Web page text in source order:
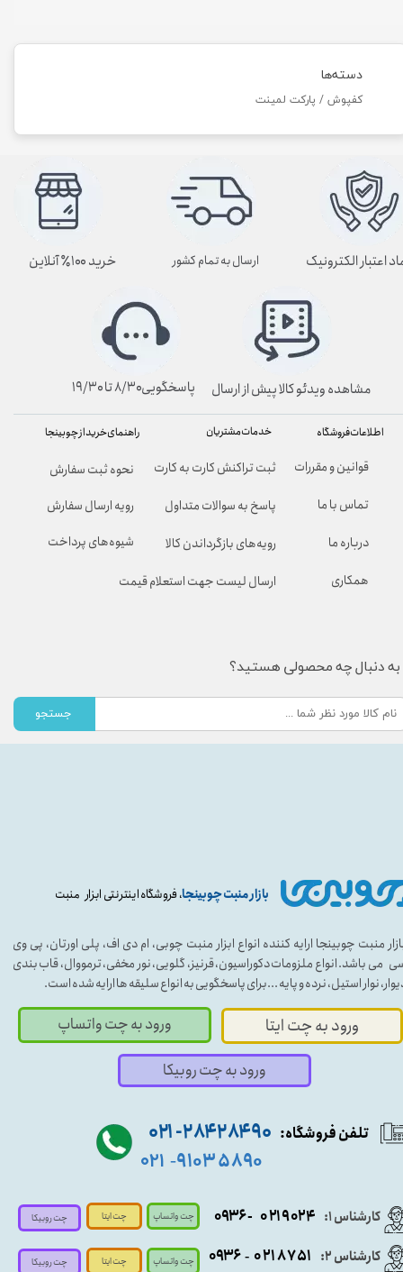
دسته‌ها
کفپوش / پارکت لمینت
بازار منبت چوبینجا، فروشگاه اینترنتی ابزار منبت
منبت چوبینجا ارایه کننده انواع ابزار منبت چوبی، ام دی اف، پلی اورتان، پی وی
می باشد. انواع ملزومات دکوراسیون، قرنیز، گلویی، نور مخفی، ترمووال، قاب بندی
نوار استیل، نرده و پایه ...برای پاسخگویی به انواع سلیقه ها ارایه شده است.
کارشناس ۱: ۰۲۱۹۰۲۴ - ۰۹۳۶
ورود به چت ایتا ورود به چت واتساپ
تلفن فروشگاه: ۹۰ ۲۸۴ ۲۸۴- ۰۲۱
۵۸۹۰ ۹۱۰۳ -۰۲۱
کارشناس ۲: ۰۲۱۸۷۵۱ - ۰۹۳۶
ورود به چت روبیکا
چت واتساپ
چت واتساپ
چت ایتا
چت ایتا
چت روبیکا
چت روبیکا
راهنمای خرید از چوبینجا
نحوه ثبت سفارش
رویه ارسال سفارش
شیوه‌های پرداخت
خدمات مشتریان
ثبت تراکنش کارت به کارت
پاسخ به سوالات متداول
رویه‌های بازگرداندن کالا
ارسال لیست جهت استعلام قیمت
اطلاعات فروشگاه
قوانین و مقررات
تماس با ما
درباره ما
همکاری
به دنبال چه محصولی هستید؟
جستجو
ارسال به تمام کشور
پاسخگویی۸/۳۰ تا ۱۹/۳۰
اعتبار الکترونیک خرید ۱۰۰٪ آنلاین
مشاهده ویدئو کالا پیش از ارسال